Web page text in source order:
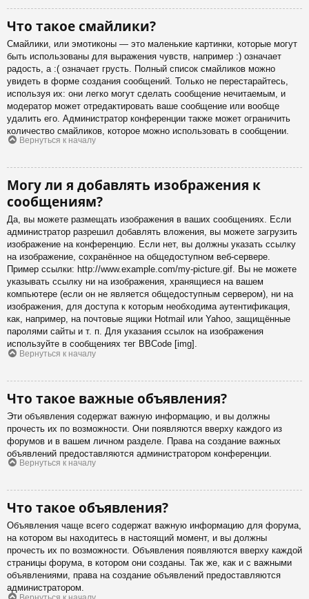
Что такое смайлики?
Смайлики, или эмотиконы — это маленькие картинки, которые могут
быть использованы для выражения чувств, например :) означает
радость, а :( означает грусть. Полный список смайликов можно
увидеть в форме создания сообщений. Только не перестарайтесь,
используя их: они легко могут сделать сообщение нечитаемым, и
модератор может отредактировать ваше сообщение или вообще
удалить его. Администратор конференции также может ограничить
количество смайликов, которое можно использовать в сообщении.
Вернуться к началу
Могу ли я добавлять изображения к
сообщениям?
Да, вы можете размещать изображения в ваших сообщениях. Если
администратор разрешил добавлять вложения, вы можете загрузить
изображение на конференцию. Если нет, вы должны указать ссылку
на изображение, сохранённое на общедоступном веб-сервере.
Пример ссылки: http://www.example.com/my-picture.gif. Вы не можете
указывать ссылку ни на изображения, хранящиеся на вашем
компьютере (если он не является общедоступным сервером), ни на
изображения, для доступа к которым необходима аутентификация,
как, например, на почтовые ящики Hotmail или Yahoo, защищённые
паролями сайты и т. п. Для указания ссылок на изображения
используйте в сообщениях тег BBCode [img].
Вернуться к началу
Что такое важные объявления?
Эти объявления содержат важную информацию, и вы должны
прочесть их по возможности. Они появляются вверху каждого из
форумов и в вашем личном разделе. Права на создание важных
объявлений предоставляются администратором конференции.
Вернуться к началу
Что такое объявления?
Объявления чаще всего содержат важную информацию для форума,
на котором вы находитесь в настоящий момент, и вы должны
прочесть их по возможности. Объявления появляются вверху каждой
страницы форума, в котором они созданы. Так же, как и с важными
объявлениями, права на создание объявлений предоставляются
администратором.